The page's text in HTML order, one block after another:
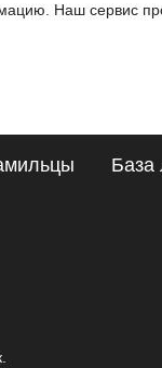
Наш сервис
База